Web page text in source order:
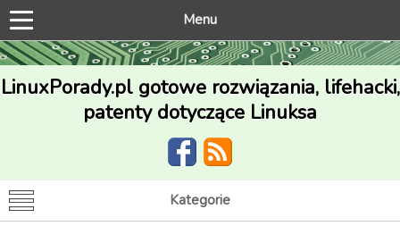
Menu
LinuxPorady.pl gotowe rozwiązania, lifehacki,
patenty dotyczące Linuksa
Kategorie